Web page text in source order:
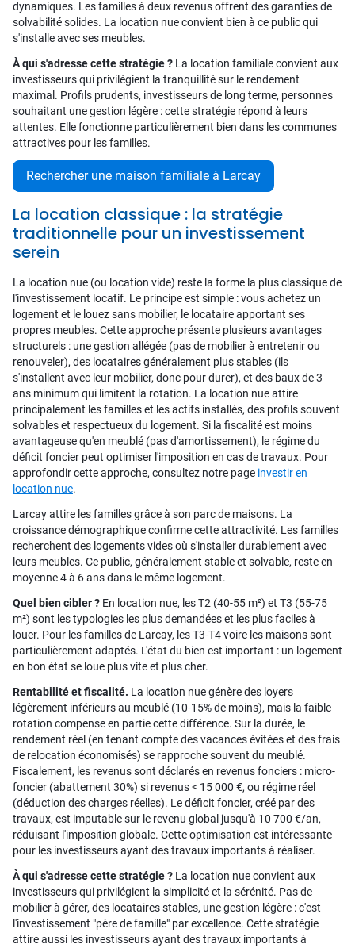
dynamiques. Les familles à deux revenus offrent des garanties de
solvabilité solides. La location nue convient bien à ce public qui
s'installe avec ses meubles.
À qui s'adresse cette stratégie ? La location familiale convient aux
investisseurs qui privilégient la tranquillité sur le rendement
maximal. Profils prudents, investisseurs de long terme, personnes
souhaitant une gestion légère : cette stratégie répond à leurs
attentes. Elle fonctionne particulièrement bien dans les communes
attractives pour les familles.
Rechercher une maison familiale à Larcay
La location classique : la stratégie
traditionnelle pour un investissement
serein
La location nue (ou location vide) reste la forme la plus classique de
l'investissement locatif. Le principe est simple : vous achetez un
logement et le louez sans mobilier, le locataire apportant ses
propres meubles. Cette approche présente plusieurs avantages
structurels : une gestion allégée (pas de mobilier à entretenir ou
renouveler), des locataires généralement plus stables (ils
s'installent avec leur mobilier, donc pour durer), et des baux de 3
ans minimum qui limitent la rotation. La location nue attire
principalement les familles et les actifs installés, des profils souvent
solvables et respectueux du logement. Si la fiscalité est moins
avantageuse qu'en meublé (pas d'amortissement), le régime du
déficit foncier peut optimiser l'imposition en cas de travaux. Pour
approfondir cette approche, consultez notre page investir en
location nue.
Larcay attire les familles grâce à son parc de maisons. La
croissance démographique confirme cette attractivité. Les familles
recherchent des logements vides où s'installer durablement avec
leurs meubles. Ce public, généralement stable et solvable, reste en
moyenne 4 à 6 ans dans le même logement.
Quel bien cibler ? En location nue, les T2 (40-55 m²) et T3 (55-75
m²) sont les typologies les plus demandées et les plus faciles à
louer. Pour les familles de Larcay, les T3-T4 voire les maisons sont
particulièrement adaptés. L'état du bien est important : un logement
en bon état se loue plus vite et plus cher.
Rentabilité et fiscalité. La location nue génère des loyers
légèrement inférieurs au meublé (10-15% de moins), mais la faible
rotation compense en partie cette différence. Sur la durée, le
rendement réel (en tenant compte des vacances évitées et des frais
de relocation économisés) se rapproche souvent du meublé.
Fiscalement, les revenus sont déclarés en revenus fonciers : micro-
foncier (abattement 30%) si revenus < 15 000 €, ou régime réel
(déduction des charges réelles). Le déficit foncier, créé par des
travaux, est imputable sur le revenu global jusqu'à 10 700 €/an,
réduisant l'imposition globale. Cette optimisation est intéressante
pour les investisseurs ayant des travaux importants à réaliser.
À qui s'adresse cette stratégie ? La location nue convient aux
investisseurs qui privilégient la simplicité et la sérénité. Pas de
mobilier à gérer, des locataires stables, une gestion légère : c'est
l'investissement "père de famille" par excellence. Cette stratégie
attire aussi les investisseurs ayant des travaux importants à